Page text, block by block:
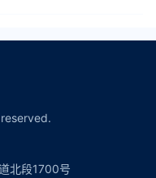
北段1700号